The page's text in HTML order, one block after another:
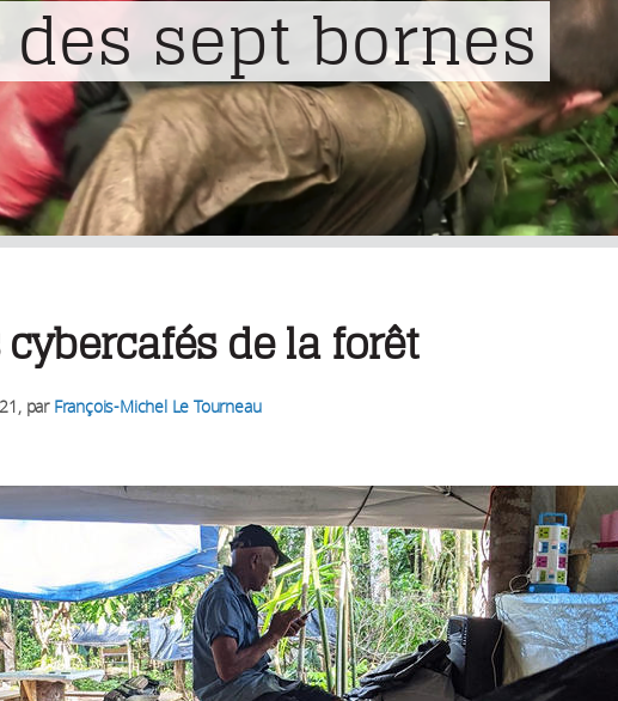
des sept bornes
cybercafés de la forêt
, par François-Michel Le Tourneau